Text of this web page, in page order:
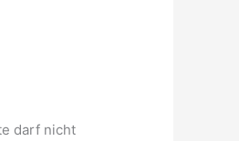
darf nicht